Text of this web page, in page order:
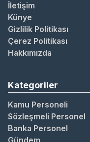
İletişim
Künye
Gizlilik Politikası
Çerez Politikası
Hakkımızda
Kategoriler
Kamu Personeli
Sözleşmeli Personel
Banka Personel
Gündem